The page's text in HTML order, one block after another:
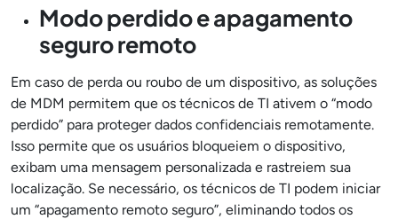
Modo perdido e apagamento
seguro remoto
Em caso de perda ou roubo de um dispositivo, as soluções
de MDM permitem que os técnicos de TI ativem o “modo
perdido” para proteger dados confidenciais remotamente.
Isso permite que os usuários bloqueiem o dispositivo,
exibam uma mensagem personalizada e rastreiem sua
localização. Se necessário, os técnicos de TI podem iniciar
um “apagamento remoto seguro”, eliminando todos os